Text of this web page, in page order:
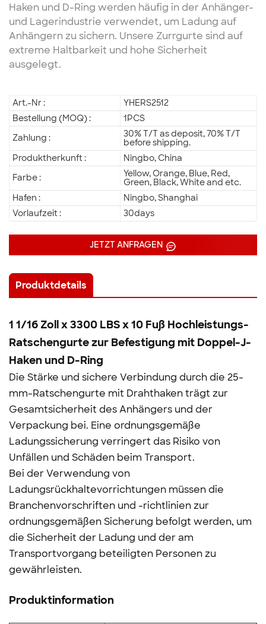
Haken und D-Ring werden häufig in der Anhänger-
und Lagerindustrie verwendet, um Ladung auf
Anhängern zu sichern. Unsere Zurrgurte sind auf
extreme Haltbarkeit und hohe Sicherheit
ausgelegt.
Art.-Nr :
YHERS2512
Bestellung (MOQ) :
1PCS
Zahlung :
30% T/T as deposit, 70% T/T
before shipping.
Produktherkunft :
Ningbo, China
Farbe :
Yellow, Orange, Blue, Red,
Green, Black, White and etc.
Hafen :
Ningbo, Shanghai
Vorlaufzeit :
30days
JETZT ANFRAGEN
Produktdetails
1 1/16 Zoll x 3300 LBS x 10 Fuß Hochleistungs-
Ratschengurte zur Befestigung mit Doppel-J-
Haken und D-Ring
Die Stärke und sichere Verbindung durch die 25-
mm-Ratschengurte mit Drahthaken trägt zur
Gesamtsicherheit des Anhängers und der
Verpackung bei. Eine ordnungsgemäße
Ladungssicherung verringert das Risiko von
Unfällen und Schäden beim Transport.
Bei der Verwendung von
Ladungsrückhaltevorrichtungen müssen die
Branchenvorschriften und -richtlinien zur
ordnungsgemäßen Sicherung befolgt werden, um
die Sicherheit der Ladung und der am
Transportvorgang beteiligten Personen zu
gewährleisten.
Produktinformation